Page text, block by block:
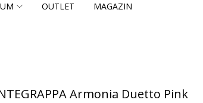
OUTLET MAGAZIN
Armonia Duetto Pink